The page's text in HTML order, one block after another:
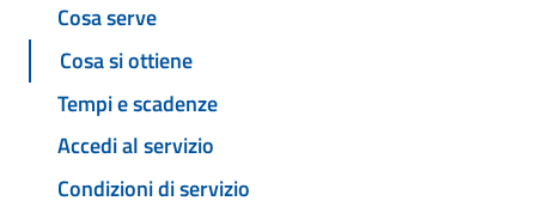
Cosa serve
Cosa si ottiene
Tempi e scadenze
Accedi al servizio
Condizioni di servizio